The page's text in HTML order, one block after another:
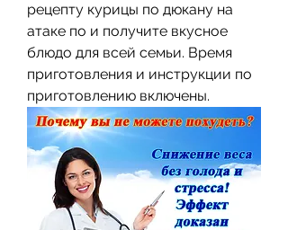
рецепту курицы по дюкану на
атаке по и получите вкусное
блюдо для всей семьи. Время
приготовления и инструкции по
приготовлению включены.